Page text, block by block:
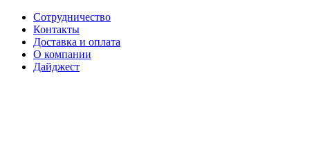
Сотрудничество
Контакты
Доставка и оплата
О компании
Дайджест